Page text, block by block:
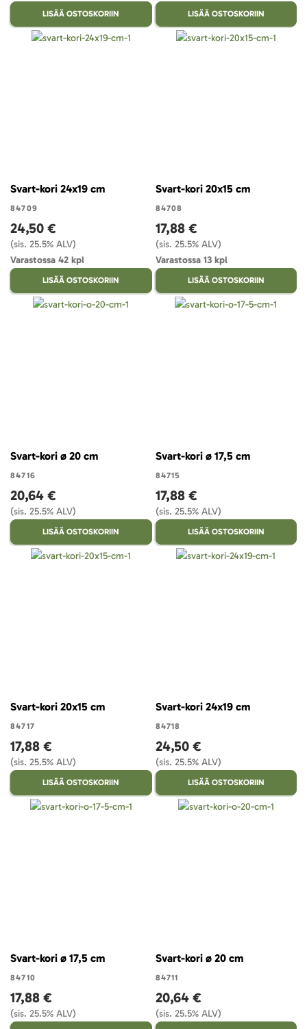
LISÄÄ OSTOSKORIIN LISÄÄ OSTOSKORIIN
Svart-kori 24x19 cm
84709
24,50 €
(sis. 25.5% ALV)
Varastossa 42 kpl
LISÄÄ OSTOSKORIIN
Svart-kori 20x15 cm
84708
17,88 €
(sis. 25.5% ALV)
Varastossa 13 kpl
LISÄÄ OSTOSKORIIN
Svart-kori ø 20 cm
84716
20,64 €
(sis. 25.5% ALV)
LISÄÄ OSTOSKORIIN
Svart-kori ø 17,5 cm
84715
17,88 €
(sis. 25.5% ALV)
LISÄÄ OSTOSKORIIN
Svart-kori 20x15 cm
84717
17,88 €
(sis. 25.5% ALV)
LISÄÄ OSTOSKORIIN
Svart-kori 24x19 cm
84718
24,50 €
(sis. 25.5% ALV)
LISÄÄ OSTOSKORIIN
Svart-kori ø 17,5 cm
84710
17,88 €
(sis. 25.5% ALV)
Svart-kori ø 20 cm
84711
20,64 €
(sis. 25.5% ALV)